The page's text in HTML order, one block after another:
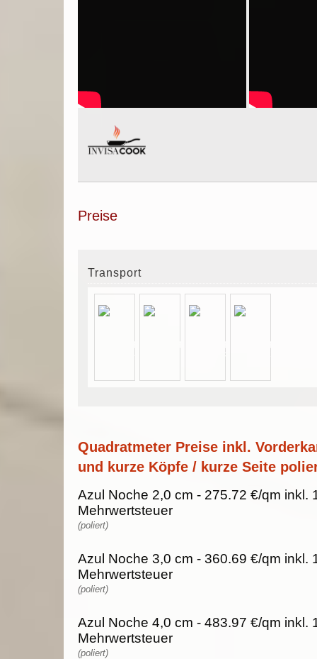
Preise
Transport
Quadratmeter Preise inkl.
und kurze Köpfe / kurze Seite
Azul Noche 2,0 cm - 275.72 €/qm inkl.
Mehrwertsteuer
(poliert)
Azul Noche 3,0 cm - 360.69 €/qm inkl.
Mehrwertsteuer
(poliert)
Azul Noche 4,0 cm - 483.97 €/qm inkl.
Mehrwertsteuer
(poliert)